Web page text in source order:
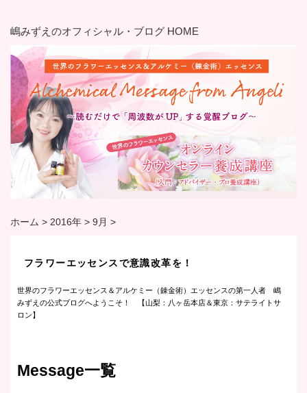
嶋みずえのオフィシャル・ブログ HOME
ホーム > 2016年 > 9月 >
フラワーエッセンスで意識改革を！
世界のフラワーエッセンス＆アルケミー（錬金術）エッセンスの第一人者 嶋
みずえの公式ブログへようこそ！ 【山梨：八ヶ岳本店＆東京：サテライトサ
ロン】
Message一覧